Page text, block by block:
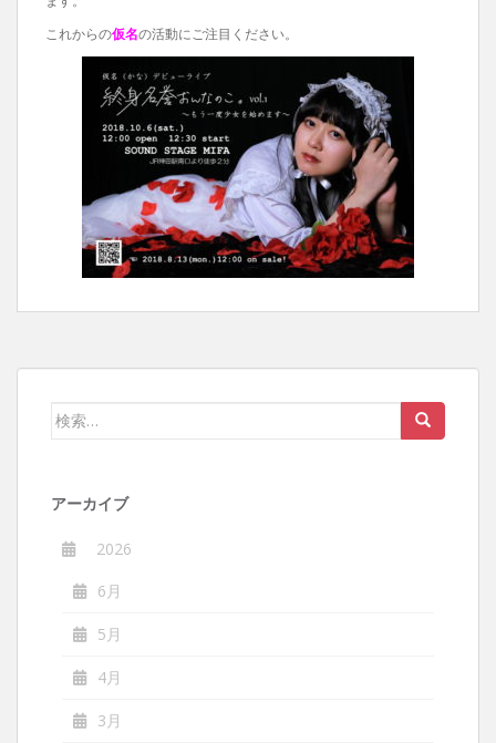
これからの仮名の活動にご注目ください。
検
アーカイブ
2026
6月
5月
4月
3月